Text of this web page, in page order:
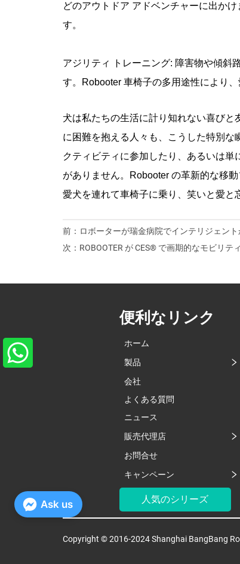
どのアウトドア アドベンチャーに出か
す。
アジリティ トレーニング: 障害物や傾斜
す。Robooter 車椅子の多用途性により
犬は私たちの生活に計り知れない喜び
に困難を抱える人々も、こうした特別
クティビティに参加したり、あるいは
がありません。Robooter の革新的な移
愛犬を連れて車椅子に乗り、笑いと愛と
前： ロボーターが瑞金病院でインテリジェン
次： ROBOOTER が CES® で画期的なモビリ
便利なリンク
ホーム
製品
会社
よくある質問
ニュース
販売代理店
お問合せ
キャンペーン
人気のシリーズ
Copyright © 2016-2024 Shanghai BangBang
Ask us